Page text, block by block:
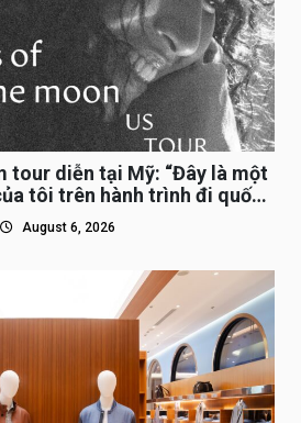
tour diễn tại Mỹ: “Đây là một
tôi trên hành trình đi quốc
August 6, 2026